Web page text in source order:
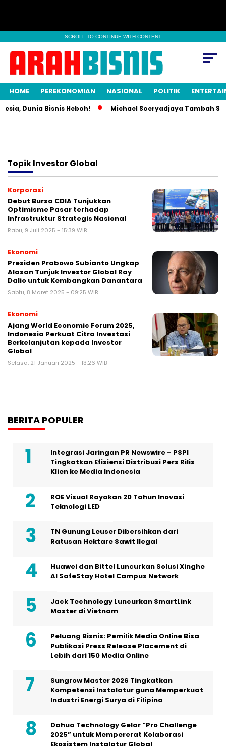
SCROLL TO CONTINUE WITH CONTENT
HOME PEREKONOMIAN NASIONAL POLITIK
Dunia Bisnis Heboh! Michael Soeryadjaya Tambah
TopikInvestor Global
Korporasi
Debut Bursa CDIA Tunjukkan
Optimisme Pasar terhadap
Infrastruktur Strategis Nasional
Rabu, 9 Juli 2025 - 15:39 WIB
Ekonomi
Presiden Prabowo Subianto Ungkap
Alasan Tunjuk Investor Global Ray
Dalio untuk Kembangkan Danantara
Sabtu, 8 Maret 2025 - 09:25 WIB
Ekonomi
Ajang World Economic Forum 2025,
Indonesia Perkuat Citra Investasi
Berkelanjutan kepada Investor
Global
Selasa, 21 Januari 2025 - 13:26 WIB
BERITA POPULER
Integrasi Jaringan PR Newswire – PSPI
Tingkatkan Efisiensi Distribusi Pers Rilis
Klien ke Media Indonesia
ROE Visual Rayakan 20 Tahun Inovasi
Teknologi LED
TN Gunung Leuser Dibersihkan dari
Ratusan Hektare Sawit Ilegal
Huawei dan Bittel Luncurkan Solusi Xinghe
Al SafeStay Hotel Campus Network
Jack Technology Luncurkan SmartLink
Master di Vietnam
Peluang Bisnis: Pemilik Media Online Bisa
Publikasi Press Release Placement di
Lebih dari 150 Media Online
Sungrow Master 2026 Tingkatkan
Kompetensi Instalatur guna Memperkuat
Industri Energi Surya di Filipina
Dahua Technology Gelar “Pro Challenge
2025” untuk Mempererat Kolaborasi
Ekosistem Instalatur Global